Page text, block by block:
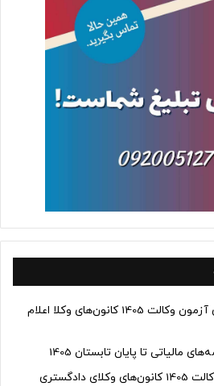
زمان قطعی و رسمی برگزاری آزمون وکالت 1405 کانون‌های وکلا اعلام
مالیاتی تا پایان تابستان 1405